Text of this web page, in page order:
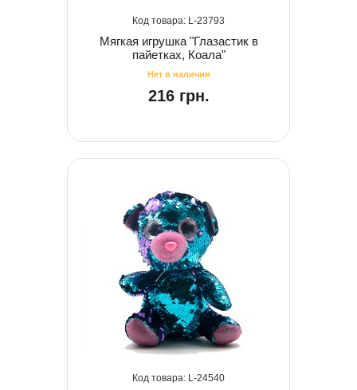
23793
Мягкая игрушка "Глазастик в
пайетках, Коала"
216 грн.
24540